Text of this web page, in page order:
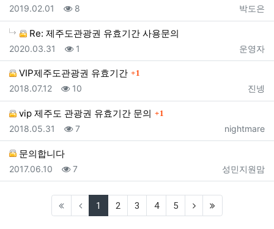
등록자
박도은
등록일
2019.02.01 조회
8
Re: 제주도관광권 유효기간 사용문의
등록자
운영자
등록일
2020.03.31 조회
1
VIP제주도관광권 유효기간 댓글
1
등록자
진넹
등록일
2018.07.12 조회
10
vip 제주도 관광권 유효기간 문의 댓글
1
등록자
nightmare
등록일
2018.05.31 조회
7
문의합니다
등록자
성민지원맘
등록일
2017.06.10 조회
7
1 (current)
2 3 4 5 (next)